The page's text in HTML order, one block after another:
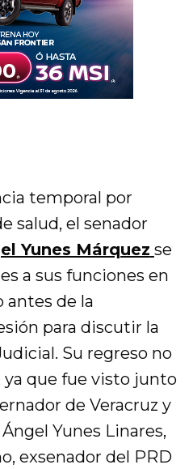
temporal por
salud, el senador
Yunes Márquez se
a sus funciones en
antes de la
para discutir la
Su regreso no
ya que fue visto junto
de Veracruz y
Yunes Linares,
exsenador del PRD